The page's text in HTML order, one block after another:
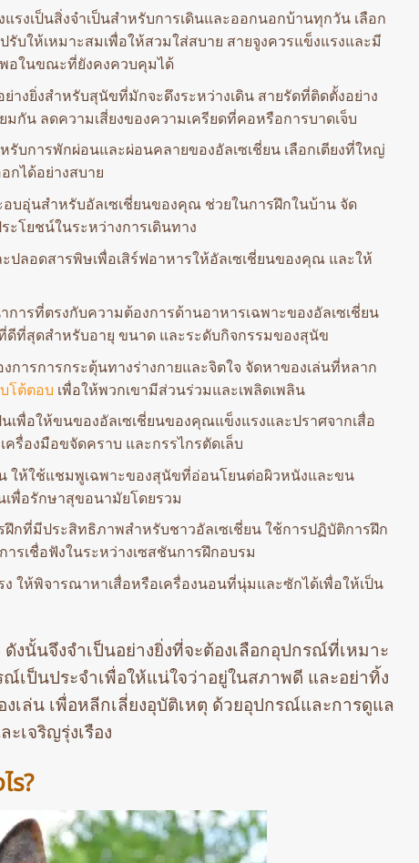
งเป็นสิ่งจำเป็นสำหรับการเดินและออกนอกบ้านทุกวัน เลือก
ให้เหมาะสมเพื่อให้สวมใส่สบาย สายจูงควรแข็งแรงและมี
พอในขณะที่ยังคงควบคุมได้
างยิ่งสำหรับสุนัขที่มักจะดึงระหว่างเดิน สายรัดที่ติดตั้งอย่าง
มกัน ลดความเสี่ยงของความเครียดที่คอหรือการบาดเจ็บ
การพักผ่อนและผ่อนคลายของอัลเซเชี่ยน เลือกเตียงที่ใหญ่
กได้อย่างสบาย
บอุ่นสำหรับอัลเซเชี่ยนของคุณ ช่วยในการฝึกในบ้าน จัด
โยชน์ในระหว่างการเดินทาง
ปลอดสารพิษเพื่อเสิร์ฟอาหารให้อัลเซเชี่ยนของคุณ และให้
รที่ตรงกับความต้องการด้านอาหารเฉพาะของอัลเซเชี่ยน
ที่สุดสำหรับอายุ ขนาด และระดับกิจกรรมของสุนัข
ารการกระตุ้นทางร่างกายและจิตใจ จัดหาของเล่นที่หลาก
โต้ตอบ เพื่อให้พวกเขามีส่วนร่วมและเพลิดเพลิน
นเพื่อให้ขนของอัลเซเชี่ยนของคุณแข็งแรงและปราศจากเสื่อ
รื่องมือขจัดคราบ และกรรไกรตัดเล็บ
น ให้ใช้แชมพูเฉพาะของสุนัขที่อ่อนโยนต่อผิวหนังและขน
พื่อรักษาสุขอนามัยโดยรวม
ฝึกที่มีประสิทธิภาพสำหรับชาวอัลเซเชี่ยน ใช้การปฏิบัติการฝึก
รเชื่อฟังในระหว่างเซสชันการฝึกอบรม
ง ให้พิจารณาหาเสื่อหรือเครื่องนอนที่นุ่มและซักได้เพื่อให้เป็น
นั้นจึงจำเป็นอย่างยิ่งที่จะต้องเลือกอุปกรณ์ที่เหมาะ
ป็นประจำเพื่อให้แน่ใจว่าอยู่ในสภาพดี และอย่าทิ้ง
เล่น เพื่อหลีกเลี่ยงอุบัติเหตุ ด้วยอุปกรณ์และการดูแล
เจริญรุ่งเรือง
ร?